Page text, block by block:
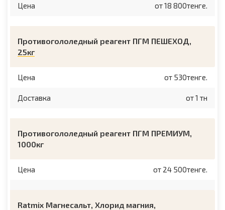
Цена от 18 800тенге.
Противогололедный реагент ПГМ ПЕШЕХОД,
25кг
Цена от 530тенге.
Доставка от 1 тн
Противогололедный реагент ПГМ ПРЕМИУМ,
1000кг
Цена от 24 500тенге.
Ratmix Магнесальт, Хлорид магния,